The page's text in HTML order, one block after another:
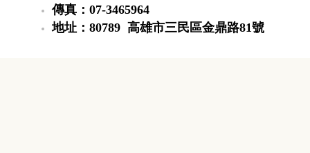
傳真：07-3465964
地址：80789 高雄市三民區金鼎路81號